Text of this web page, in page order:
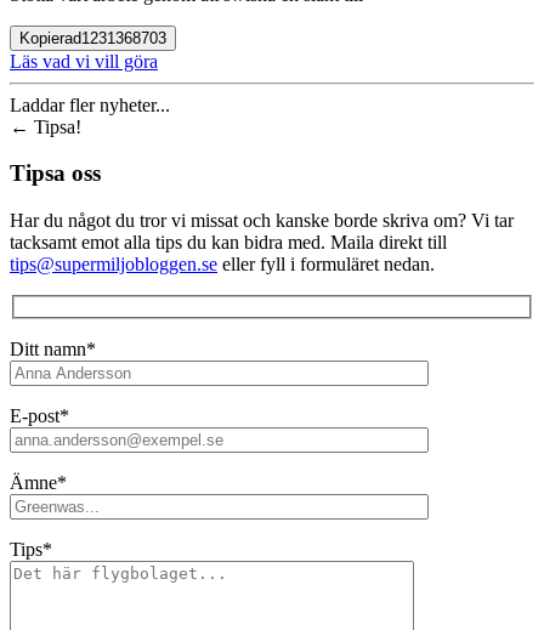
Kopierad1231368703
Läs vad vi vill göra
Laddar fler nyheter...
← Tipsa!
Tipsa oss
Har du något du tror vi missat och kanske borde skriva om? Vi tar
tacksamt emot alla tips du kan bidra med. Maila direkt till
tips@supermiljobloggen.se eller fyll i formuläret nedan.
Ditt namn*
E-post*
Ämne*
Tips*